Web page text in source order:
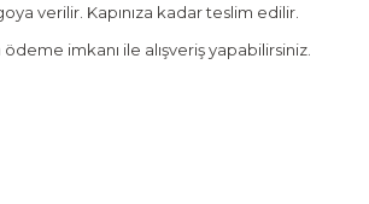
verilir. Kapınıza kadar teslim edilir.
imkanı ile alışveriş yapabilirsiniz.